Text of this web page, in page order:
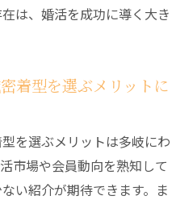
は、婚活を成功に導く大き
着型を選ぶメリットに
を選ぶメリットは多岐にわ
市場や会員動向を熟知して
い紹介が期待できます。ま